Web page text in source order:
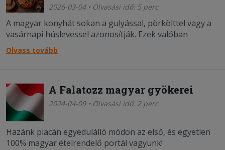
2026-03-04 • Olvasási idő: 5 perc
A magyar konyhát sokan a gulyással, pörkölttel vagy a
vasárnapi húslevessel azonosítják. Ezek valóban
ikonikus fogások, amik ma már a mindennapjaink
részeit képezik, de a gasztronómiánk ennél jóval
Olvass tovább
A Falatozz magyar gyökerei
2024-04-09 • Olvasási idő: 2 perc
Hazánk piacán egyedülálló módon az első, és egyetlen
100% magyar ételrendelő portál vagyunk!